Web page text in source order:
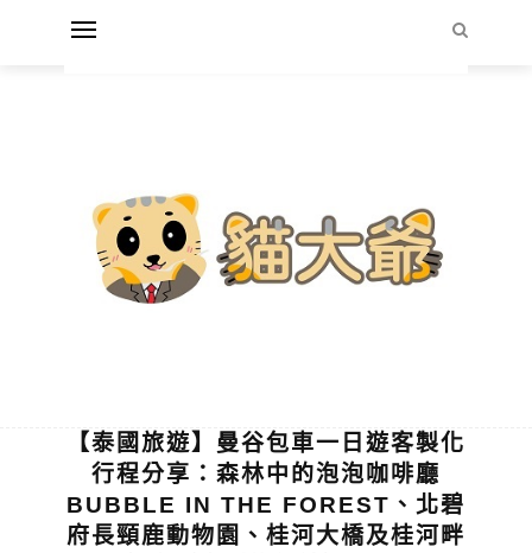
【泰國旅遊】曼谷包車一日遊客製化
行程分享：森林中的泡泡咖啡廳
BUBBLE IN THE FOREST、北碧
府長頸鹿動物園、桂河大橋及桂河畔